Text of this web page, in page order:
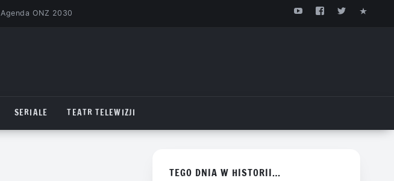
Agenda ONZ 2030
SERIALE TEATR TELEWIZJI
TEGO DNIA W HISTORII…